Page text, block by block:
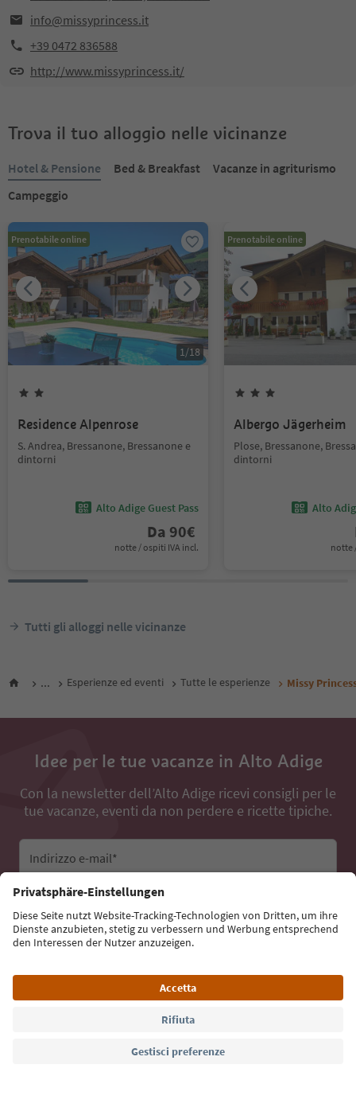
info@missyprincess.it
+39 0472 836588
http://www.missyprincess.it/
Trova il tuo alloggio nelle vicinanze
Hotel & Pensione Bed & Breakfast
Vacanze in agriturismo
Campeggio
Prenotabile online
1/18
Residence Alpenrose
S. Andrea, Bressanone, Bressanone e
dintorni
Alto Adige Guest Pass
Da 90€
notte / ospiti IVA incl.
Prenotabile online
Albergo Jägerheim
Plose, Bressanone,
dintorni
Alto
notte
Tutti gli alloggi nelle vicinanze
... Esperienze ed eventi Tutte le esperienze Missy
Idee per le tue vacanze in Alto Adige
Con la newsletter dell’Alto Adige ricevi consigli per le
tue vacanze, eventi da non perdere e ricette tipiche.
Indirizzo e-mail*
Iscriviti alla newsletter